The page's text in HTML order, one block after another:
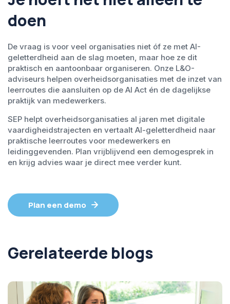
doen
De vraag is voor veel organisaties niet óf ze met AI-
geletterdheid aan de slag moeten, maar hoe ze dit
praktisch en aantoonbaar organiseren. Onze L&O-
adviseurs helpen overheidsorganisaties met de inzet van
leerroutes die aansluiten op de AI Act én de dagelijkse
praktijk van medewerkers.
SEP helpt overheidsorganisaties al jaren met digitale
vaardigheidstrajecten en vertaalt AI-geletterdheid naar
praktische leerroutes voor medewerkers en
leidinggevenden. Plan vrijblijvend een demogesprek in
en krijg advies waar je direct mee verder kunt.
Plan een demo
Gerelateerde blogs